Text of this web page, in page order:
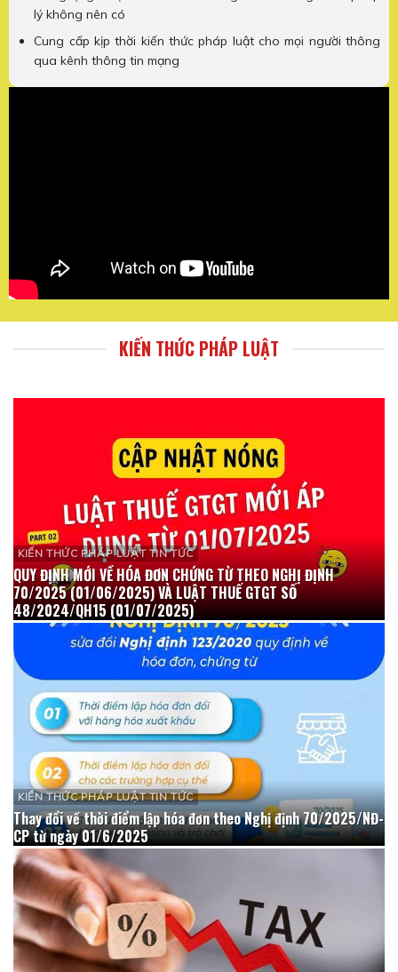
lý không nên có
Cung cấp kịp thời kiến thức pháp luật cho mọi người thông
qua kênh thông tin mạng
KIẾN THỨC PHÁP LUẬT
KIẾN THỨC PHÁP LUẬT TIN TỨC
QUY ĐỊNH MỚI VỀ HÓA ĐƠN CHỨNG TỪ THEO NGHỊ ĐỊNH
70/2025 (01/06/2025) VÀ LUẬT THUẾ GTGT SỐ
48/2024/QH15 (01/07/2025)
KIẾN THỨC PHÁP LUẬT TIN TỨC
Thay đổi về thời điểm lập hóa đơn theo Nghị định 70/2025/NĐ-
CP từ ngày 01/6/2025